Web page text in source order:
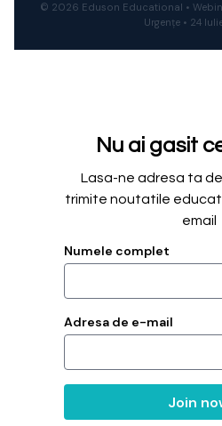
© 2026 Eduson Educational •
Urgențe • 24
Nu ai gasit
Lasa-ne adresa ta de
trimite noutatile
email
Numele complet
Adresa de e-mail